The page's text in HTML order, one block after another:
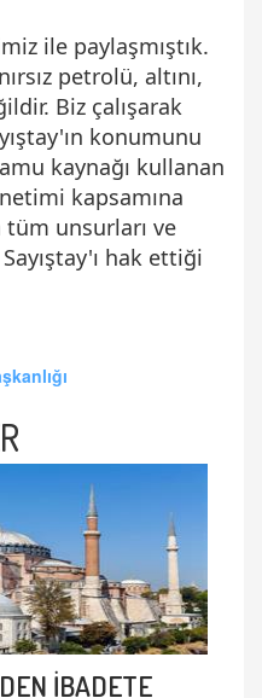
ile paylaşmıştık.
petrolü, altını,
Biz çalışarak
konumunu
kaynağı kullanan
kapsamına
unsurları ve
hak ettiği
İBADETE